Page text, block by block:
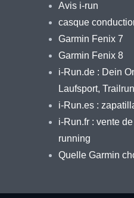
Avis i-run
casque
Garmin Fenix 7
Garmin Fenix 8
i-Run.de : Dein
Laufsport,
i-Run.es :
i-Run.fr : vente
running
Quelle Garmin